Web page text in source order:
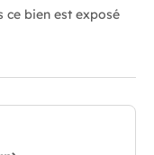
ce bien est exposé